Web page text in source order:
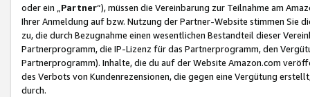
oder ein „Partner“), müssen die Vereinbarung zur Teilnahme am
Ihrer Anmeldung auf bzw. Nutzung der Partner-Website stimmen Sie
zu, die durch Bezugnahme einen wesentlichen Bestandteil dieser
Partnerprogramm, die IP-Lizenz für das Partnerprogramm, den
Partnerprogramm). Inhalte, die du auf der Website Amazon.com
des Verbots von Kundenrezensionen, die gegen eine Vergütung
durch.